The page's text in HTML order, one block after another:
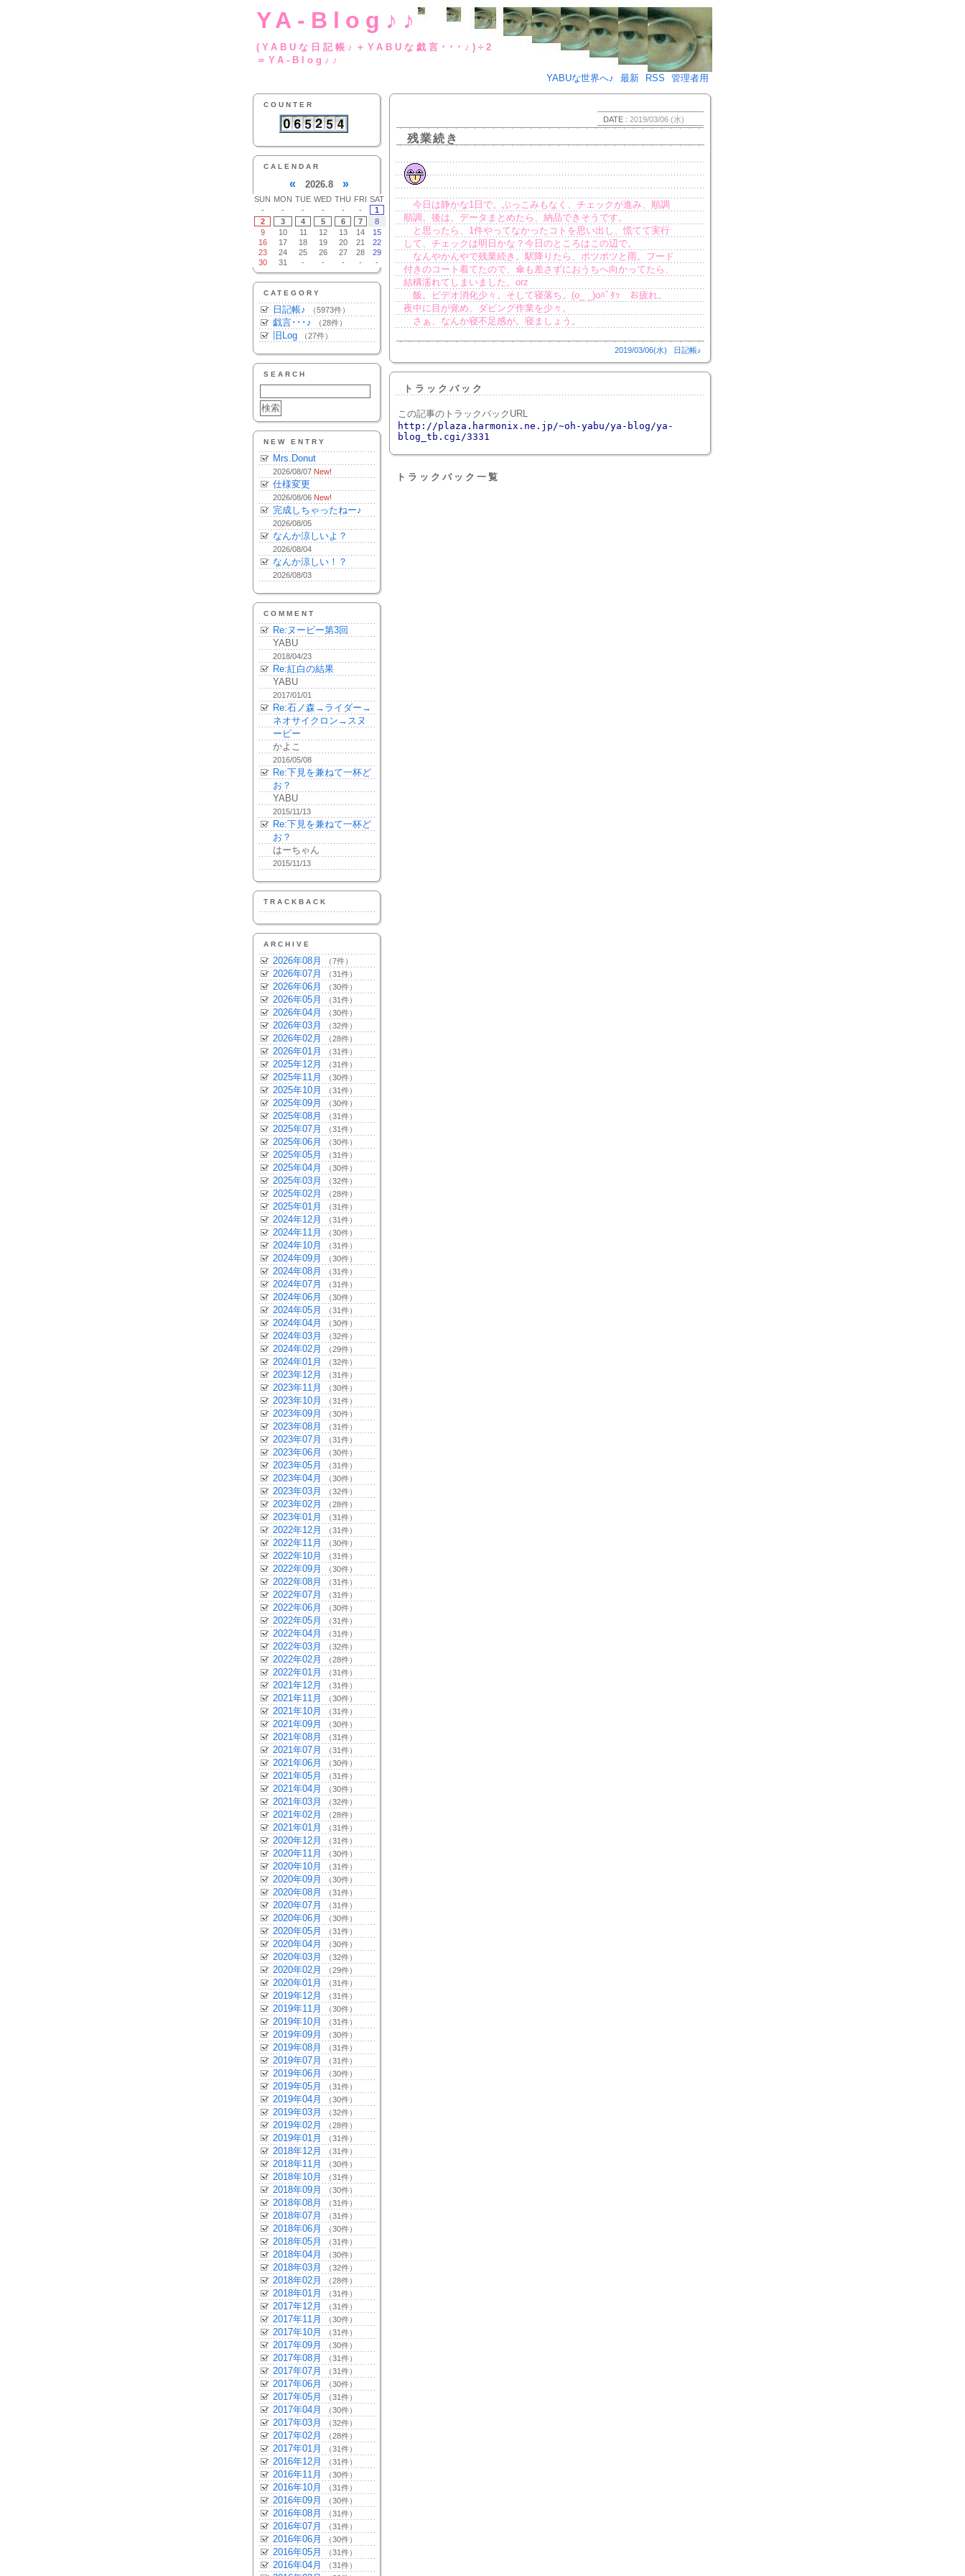
YA-Blog♪♪
(YABUな日記帳♪＋YABUな戯言･･･♪)÷2
＝YA-Blog♪♪
YABUな世界へ♪
最新 RSS 管理者用
COUNTER
CALENDAR
« 2026.8 »
SUN MON TUE WED THU FRI SAT
-
- - - - -
1
2
3 4 5 6 7
8
9
10 11 12 13 14
15
16
17 18 19 20 21
22
23
24 25 26 27 28
29
30
31 - - - - -
CATEGORY
日記帳♪ （5973件）
戯言･･･♪ （28件）
旧Log （27件）
SEARCH
NEW ENTRY
Mrs.Donut
2026/08/07 New!
仕様変更
2026/08/06 New!
完成しちゃったねー♪
2026/08/05
なんか涼しいよ？
2026/08/04
なんか涼しい！？
2026/08/03
COMMENT
Re:ヌーピー第3回
YABU
2018/04/23
Re:紅白の結果
YABU
2017/01/01
Re:石ノ森→ライダー→
ネオサイクロン→スヌ
ーピー
かよこ
2016/05/08
Re:下見を兼ねて一杯ど
お？
YABU
2015/11/13
Re:下見を兼ねて一杯ど
お？
はーちゃん
2015/11/13
TRACKBACK
ARCHIVE
2026年08月 （7件）
2026年07月 （31件）
2026年06月 （30件）
2026年05月 （31件）
2026年04月 （30件）
2026年03月 （32件）
2026年02月 （28件）
2026年01月 （31件）
2025年12月 （31件）
2025年11月 （30件）
2025年10月 （31件）
2025年09月 （30件）
2025年08月 （31件）
2025年07月 （31件）
2025年06月 （30件）
2025年05月 （31件）
2025年04月 （30件）
2025年03月 （32件）
2025年02月 （28件）
2025年01月 （31件）
2024年12月 （31件）
2024年11月 （30件）
2024年10月 （31件）
2024年09月 （30件）
2024年08月 （31件）
2024年07月 （31件）
2024年06月 （30件）
2024年05月 （31件）
2024年04月 （30件）
2024年03月 （32件）
2024年02月 （29件）
2024年01月 （32件）
2023年12月 （31件）
2023年11月 （30件）
2023年10月 （31件）
2023年09月 （30件）
2023年08月 （31件）
2023年07月 （31件）
2023年06月 （30件）
2023年05月 （31件）
2023年04月 （30件）
2023年03月 （32件）
2023年02月 （28件）
2023年01月 （31件）
2022年12月 （31件）
2022年11月 （30件）
2022年10月 （31件）
2022年09月 （30件）
2022年08月 （31件）
2022年07月 （31件）
2022年06月 （30件）
2022年05月 （31件）
2022年04月 （31件）
2022年03月 （32件）
2022年02月 （28件）
2022年01月 （31件）
2021年12月 （31件）
2021年11月 （30件）
2021年10月 （31件）
2021年09月 （30件）
2021年08月 （31件）
2021年07月 （31件）
2021年06月 （30件）
2021年05月 （31件）
2021年04月 （30件）
2021年03月 （32件）
2021年02月 （28件）
2021年01月 （31件）
2020年12月 （31件）
2020年11月 （30件）
2020年10月 （31件）
2020年09月 （30件）
2020年08月 （31件）
2020年07月 （31件）
2020年06月 （30件）
2020年05月 （31件）
2020年04月 （30件）
2020年03月 （32件）
2020年02月 （29件）
2020年01月 （31件）
2019年12月 （31件）
2019年11月 （30件）
2019年10月 （31件）
2019年09月 （30件）
2019年08月 （31件）
2019年07月 （31件）
2019年06月 （30件）
2019年05月 （31件）
2019年04月 （30件）
2019年03月 （32件）
2019年02月 （28件）
2019年01月 （31件）
2018年12月 （31件）
2018年11月 （30件）
2018年10月 （31件）
2018年09月 （30件）
2018年08月 （31件）
2018年07月 （31件）
2018年06月 （30件）
2018年05月 （31件）
2018年04月 （30件）
2018年03月 （32件）
2018年02月 （28件）
2018年01月 （31件）
2017年12月 （31件）
2017年11月 （30件）
2017年10月 （31件）
2017年09月 （30件）
2017年08月 （31件）
2017年07月 （31件）
2017年06月 （30件）
2017年05月 （31件）
2017年04月 （30件）
2017年03月 （32件）
2017年02月 （28件）
2017年01月 （31件）
2016年12月 （31件）
2016年11月 （30件）
2016年10月 （31件）
2016年09月 （30件）
2016年08月 （31件）
2016年07月 （31件）
2016年06月 （30件）
2016年05月 （31件）
2016年04月 （31件）
DATE : 2019/03/06 (水)
残業続き
今日は静かな1日で。ぶっこみもなく、チェックが進み、順調
順調。後は、データまとめたら、納品できそうです。
と思ったら、1件やってなかったコトを思い出し、慌てて実行
して、チェックは明日かな？今日のところはこの辺で。
なんやかんやで残業続き。駅降りたら、ポツポツと雨。フード
付きのコート着てたので、傘も差さずにおうちへ向かってたら、
結構濡れてしまいました。orz
飯。ビデオ消化少々。そして寝落ち。(o_ _)oﾊﾞﾀｯ お疲れ。
夜中に目が覚め、ダビング作業を少々。
さぁ、なんか寝不足感が。寝ましょう。
2019/03/06(水) 日記帳♪
トラックバック
この記事のトラックバックURL
http://plaza.harmonix.ne.jp/~oh-yabu/ya-blog/ya-
blog_tb.cgi/3331
トラックバック一覧